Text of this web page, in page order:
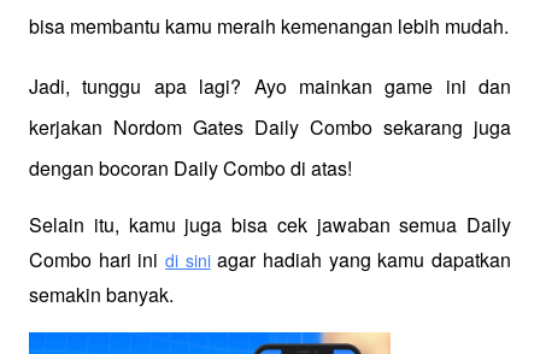
bisa membantu kamu meraih kemenangan lebih mudah.
Jadi, tunggu apa lagi? Ayo mainkan game ini dan
kerjakan Nordom Gates Daily Combo sekarang juga
dengan bocoran Daily Combo di atas!
Selain itu, kamu juga bisa cek jawaban semua Daily
Combo hari ini di sini agar hadiah yang kamu dapatkan
semakin banyak.